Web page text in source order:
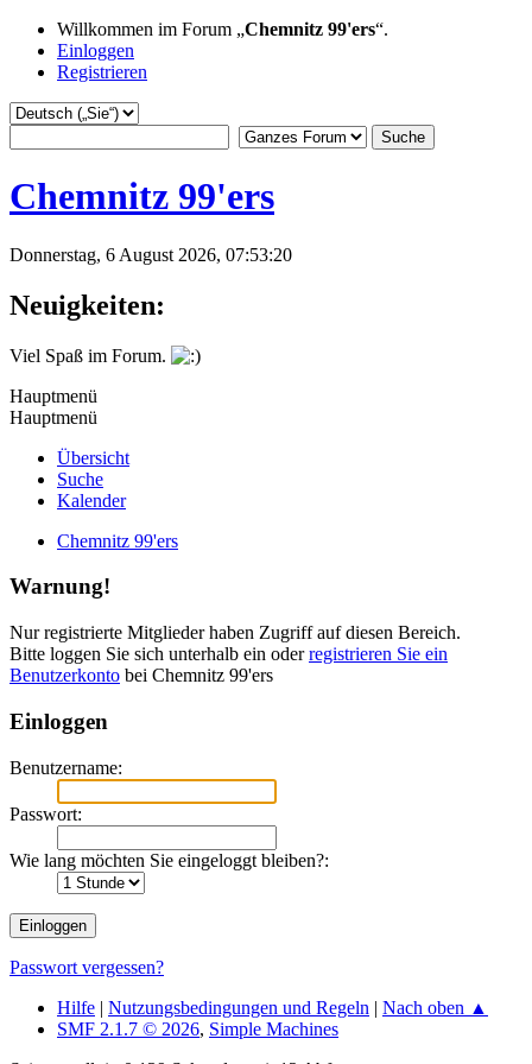
Willkommen im Forum „Chemnitz 99'ers“.
Einloggen
Registrieren
Chemnitz 99'ers
Donnerstag, 6 August 2026, 07:53:20
Neuigkeiten:
Viel Spaß im Forum.
Hauptmenü
Hauptmenü
Übersicht
Suche
Kalender
Chemnitz 99'ers
Warnung!
Nur registrierte Mitglieder haben Zugriff auf diesen Bereich.
Bitte loggen Sie sich unterhalb ein oderregistrieren Sie ein
Benutzerkonto bei Chemnitz 99'ers
Einloggen
Benutzername:
Passwort:
Wie lang möchten Sie eingeloggt bleiben?:
Passwort vergessen?
Hilfe | Nutzungsbedingungen und Regeln | Nach oben ▲
SMF 2.1.7 © 2026, Simple Machines